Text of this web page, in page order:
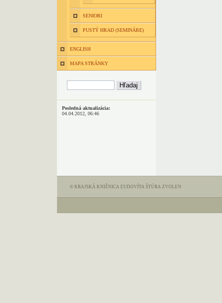
SENIORI
PUSTÝ HRAD (SEMINÁRE)
ENGLISH
MAPA STRÁNKY
Posledná aktualizácia:
04.04.2012, 06:46
© KRAJSKÁ KNIŽNICA ĽUDOVÍTA ŠTÚRA ZVOLEN